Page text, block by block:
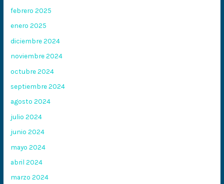
febrero 2025
enero 2025
diciembre 2024
noviembre 2024
octubre 2024
septiembre 2024
agosto 2024
julio 2024
junio 2024
mayo 2024
abril 2024
marzo 2024